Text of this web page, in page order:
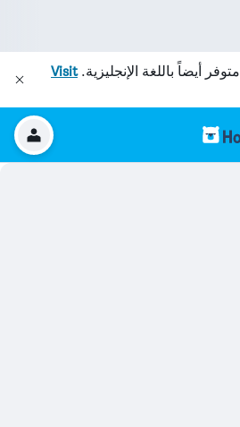
متوفر أيضاً باللغة الإنجليزية.Visit